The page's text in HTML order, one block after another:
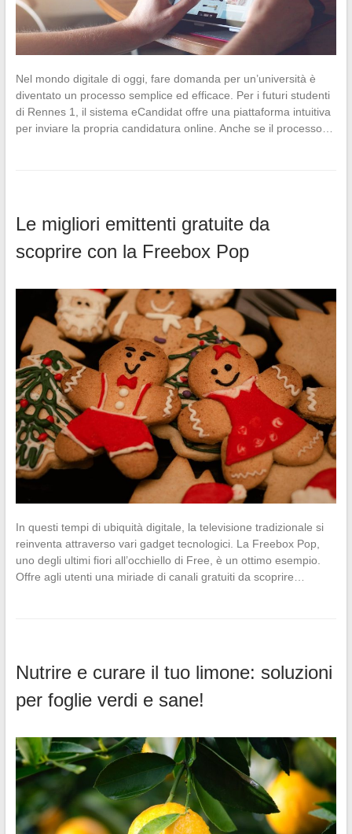
Nel mondo digitale di oggi, fare domanda per un’università è
diventato un processo semplice ed efficace. Per i futuri studenti
di Rennes 1, il sistema eCandidat offre una piattaforma intuitiva
per inviare la propria candidatura online. Anche se il processo…
Le migliori emittenti gratuite da
scoprire con la Freebox Pop
In questi tempi di ubiquità digitale, la televisione tradizionale si
reinventa attraverso vari gadget tecnologici. La Freebox Pop,
uno degli ultimi fiori all’occhiello di Free, è un ottimo esempio.
Offre agli utenti una miriade di canali gratuiti da scoprire…
Nutrire e curare il tuo limone: soluzioni
per foglie verdi e sane!